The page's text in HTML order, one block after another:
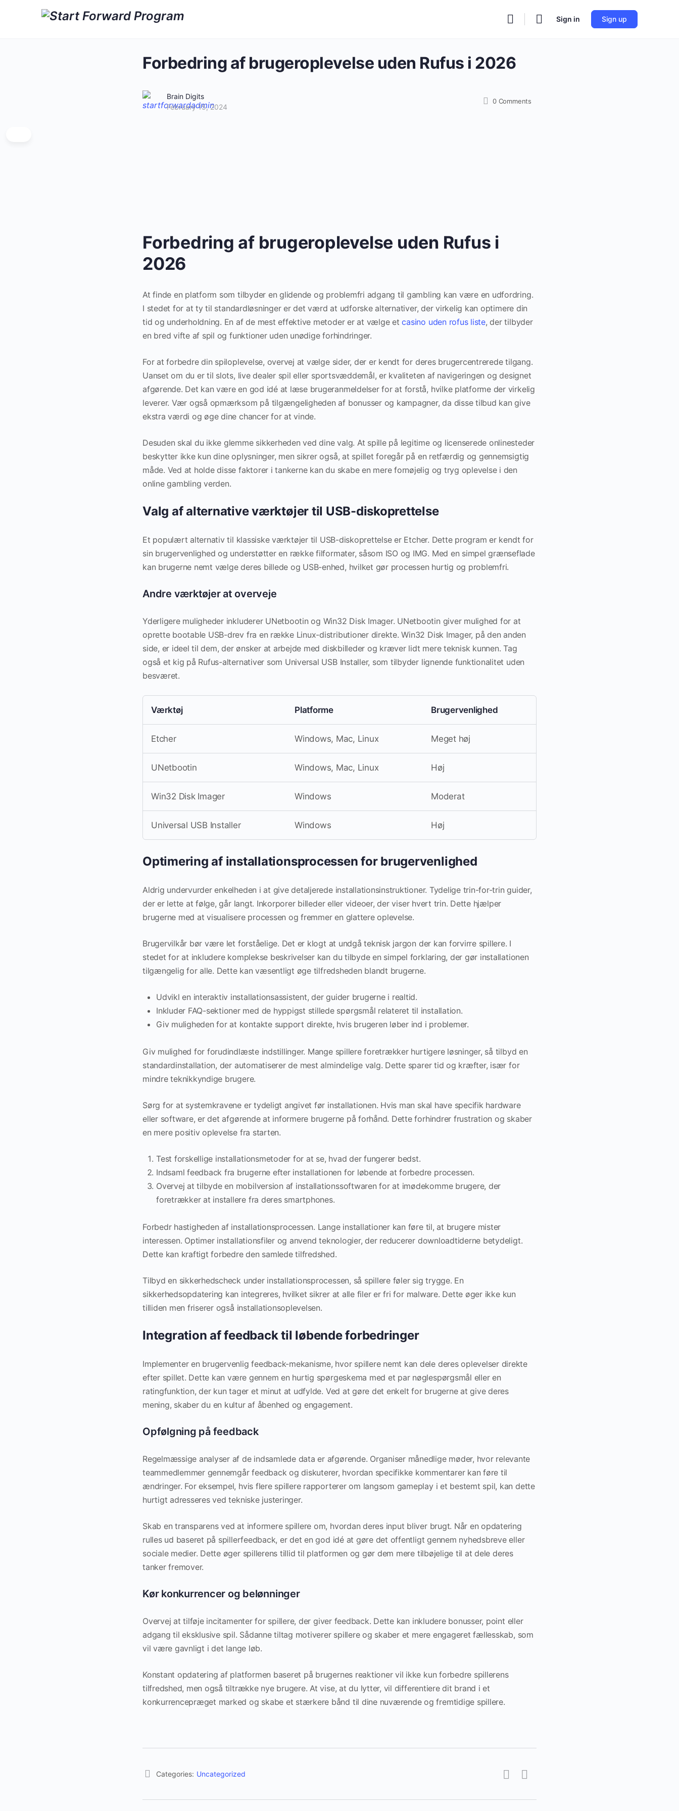
Sign in Sign up
Forbedring af brugeroplevelse uden Rufus i 2026
Brain Digits
February 15, 2024
0 Comments
Forbedring af brugeroplevelse uden Rufus i
2026
At finde en platform som tilbyder en glidende og problemfri adgang til gambling kan være en udfordring.
I stedet for at ty til standardløsninger er det værd at udforske alternativer, der virkelig kan optimere din
tid og underholdning. En af de mest effektive metoder er at vælge etcasino uden rofus liste, der tilbyder
en bred vifte af spil og funktioner uden unødige forhindringer.
For at forbedre din spiloplevelse, overvej at vælge sider, der er kendt for deres brugercentrerede tilgang.
Uanset om du er til slots, live dealer spil eller sportsvæddemål, er kvaliteten af navigeringen og designet
afgørende. Det kan være en god idé at læse brugeranmeldelser for at forstå, hvilke platforme der virkelig
leverer. Vær også opmærksom på tilgængeligheden af bonusser og kampagner, da disse tilbud kan give
ekstra værdi og øge dine chancer for at vinde.
Desuden skal du ikke glemme sikkerheden ved dine valg. At spille på legitime og licenserede onlinesteder
beskytter ikke kun dine oplysninger, men sikrer også, at spillet foregår på en retfærdig og gennemsigtig
måde. Ved at holde disse faktorer i tankerne kan du skabe en mere fornøjelig og tryg oplevelse i den
online gambling verden.
Valg af alternative værktøjer til USB-diskoprettelse
Et populært alternativ til klassiske værktøjer til USB-diskoprettelse er Etcher. Dette program er kendt for
sin brugervenlighed og understøtter en række filformater, såsom ISO og IMG. Med en simpel grænseflade
kan brugerne nemt vælge deres billede og USB-enhed, hvilket gør processen hurtig og problemfri.
Andre værktøjer at overveje
Yderligere muligheder inkluderer UNetbootin og Win32 Disk Imager. UNetbootin giver mulighed for at
oprette bootable USB-drev fra en række Linux-distributioner direkte. Win32 Disk Imager, på den anden
side, er ideel til dem, der ønsker at arbejde med diskbilleder og kræver lidt mere teknisk kunnen. Tag
også et kig på Rufus-alternativer som Universal USB Installer, som tilbyder lignende funktionalitet uden
besværet.
Værktøj Platforme Brugervenlighed
Etcher Windows, Mac, Linux Meget høj
UNetbootin Windows, Mac, Linux Høj
Win32 Disk Imager Windows Moderat
Universal USB Installer Windows Høj
Optimering af installationsprocessen for brugervenlighed
Aldrig undervurder enkelheden i at give detaljerede installationsinstruktioner. Tydelige trin-for-trin guider,
der er lette at følge, går langt. Inkorporer billeder eller videoer, der viser hvert trin. Dette hjælper
brugerne med at visualisere processen og fremmer en glattere oplevelse.
Brugervilkår bør være let forståelige. Det er klogt at undgå teknisk jargon der kan forvirre spillere. I
stedet for at inkludere komplekse beskrivelser kan du tilbyde en simpel forklaring, der gør installationen
tilgængelig for alle. Dette kan væsentligt øge tilfredsheden blandt brugerne.
Udvikl en interaktiv installationsassistent, der guider brugerne i realtid.
Inkluder FAQ-sektioner med de hyppigst stillede spørgsmål relateret til installation.
Giv muligheden for at kontakte support direkte, hvis brugeren løber ind i problemer.
Giv mulighed for forudindlæste indstillinger. Mange spillere foretrækker hurtigere løsninger, så tilbyd en
standardinstallation, der automatiserer de mest almindelige valg. Dette sparer tid og kræfter, især for
mindre teknikkyndige brugere.
Sørg for at systemkravene er tydeligt angivet før installationen. Hvis man skal have specifik hardware
eller software, er det afgørende at informere brugerne på forhånd. Dette forhindrer frustration og skaber
en mere positiv oplevelse fra starten.
Test forskellige installationsmetoder for at se, hvad der fungerer bedst.
Indsaml feedback fra brugerne efter installationen for løbende at forbedre processen.
Overvej at tilbyde en mobilversion af installationssoftwaren for at imødekomme brugere, der
foretrækker at installere fra deres smartphones.
Forbedr hastigheden af installationsprocessen. Lange installationer kan føre til, at brugere mister
interessen. Optimer installationsfiler og anvend teknologier, der reducerer downloadtiderne betydeligt.
Dette kan kraftigt forbedre den samlede tilfredshed.
Tilbyd en sikkerhedscheck under installationsprocessen, så spillere føler sig trygge. En
sikkerhedsopdatering kan integreres, hvilket sikrer at alle filer er fri for malware. Dette øger ikke kun
tilliden men friserer også installationsoplevelsen.
Integration af feedback til løbende forbedringer
Implementer en brugervenlig feedback-mekanisme, hvor spillere nemt kan dele deres oplevelser direkte
efter spillet. Dette kan være gennem en hurtig spørgeskema med et par nøglespørgsmål eller en
ratingfunktion, der kun tager et minut at udfylde. Ved at gøre det enkelt for brugerne at give deres
mening, skaber du en kultur af åbenhed og engagement.
Opfølgning på feedback
Regelmæssige analyser af de indsamlede data er afgørende. Organiser månedlige møder, hvor relevante
teammedlemmer gennemgår feedback og diskuterer, hvordan specifikke kommentarer kan føre til
ændringer. For eksempel, hvis flere spillere rapporterer om langsom gameplay i et bestemt spil, kan dette
hurtigt adresseres ved tekniske justeringer.
Skab en transparens ved at informere spillere om, hvordan deres input bliver brugt. Når en opdatering
rulles ud baseret på spillerfeedback, er det en god idé at gøre det offentligt gennem nyhedsbreve eller
sociale medier. Dette øger spillerens tillid til platformen og gør dem mere tilbøjelige til at dele deres
tanker fremover.
Kør konkurrencer og belønninger
Overvej at tilføje incitamenter for spillere, der giver feedback. Dette kan inkludere bonusser, point eller
adgang til eksklusive spil. Sådanne tiltag motiverer spillere og skaber et mere engageret fællesskab, som
vil være gavnligt i det lange løb.
Konstant opdatering af platformen baseret på brugernes reaktioner vil ikke kun forbedre spillerens
tilfredshed, men også tiltrække nye brugere. At vise, at du lytter, vil differentiere dit brand i et
konkurrencepræget marked og skabe et stærkere bånd til dine nuværende og fremtidige spillere.
Categories: Uncategorized